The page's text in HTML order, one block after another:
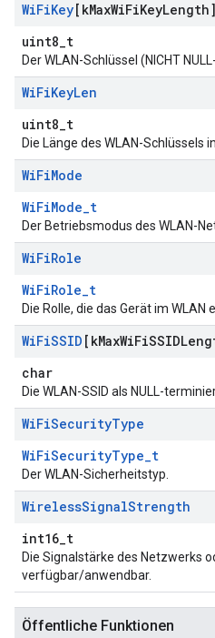
WiFiKey[kMaxWiFiKeyLength]
uint8_t
Der WLAN-Schlüssel (NICHT
WiFiKeyLen
uint8_t
Die Länge des WLAN-Schlüssels
WiFiMode
WiFiMode_t
Der Betriebsmodus des WLAN-
WiFiRole
WiFiRole_t
Die Rolle, die das Gerät im WLAN
WiFiSSID [kMaxWiFi
char
Die WLAN-SSID als NULL-
WiFiSecurityType
WiFiSecurityType_t
Der WLAN-Sicherheitstyp.
WirelessSignalStrength
int16_t
Die Signalstärke des Netzwerks
verfügbar/anwendbar.
Öffentliche Funktionen